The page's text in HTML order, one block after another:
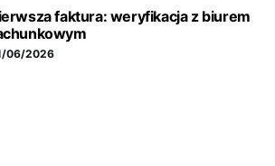
faktura: weryfikacja z biurem
06/2026